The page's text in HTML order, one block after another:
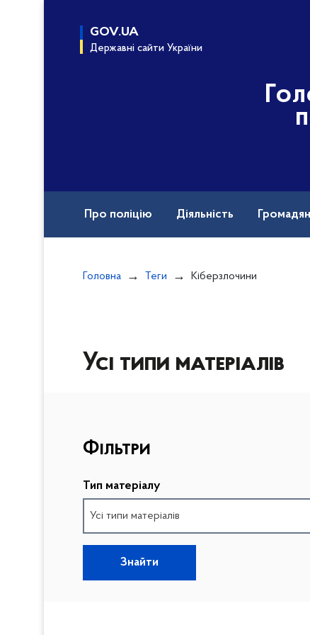
GOV.UA
Державні сайти України
Про поліцію Діяльність
Головна Теги Кіберзлочини
Усі типи матеріалів
р
п
у
т
и
Фільтри
Тип матеріалу
Усі типи матеріалів
Знайти